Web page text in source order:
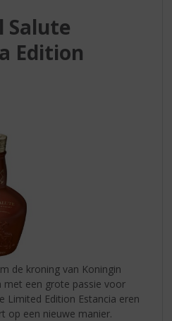
Salute
Edition
de kroning van Koningin
met een grote passie voor
Limited Edition Estancia eren
op een nieuwe manier.